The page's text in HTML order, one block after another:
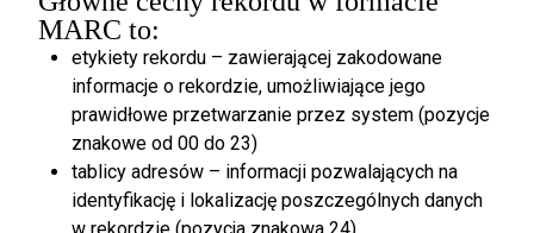
MARC to:
etykiety rekordu – zawierającej zakodowane
informacje o rekordzie, umożliwiające jego
prawidłowe przetwarzanie przez system (pozycje
znakowe od 00 do 23)
tablicy adresów – informacji pozwalających na
identyfikację i lokalizację poszczególnych danych